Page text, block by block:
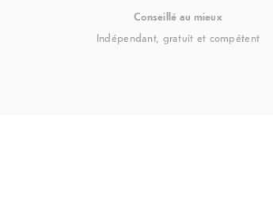
Conseillé au mieux
Indépendant, gratuit et compétent